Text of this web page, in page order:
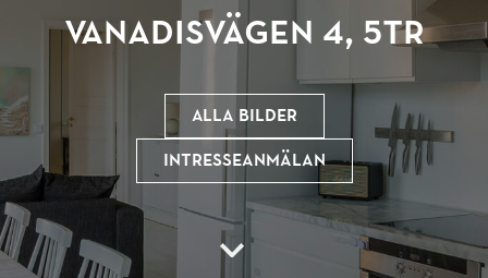
Vanadisvägen 4, 5tr
Alla bilder
Intresseanmälan